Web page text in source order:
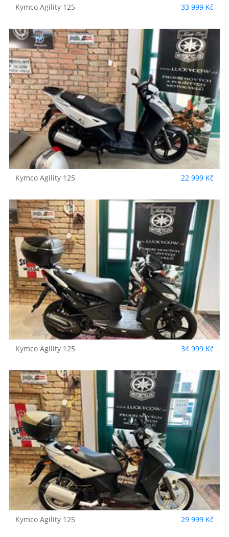
Kymco Agility 125 33 999 Kč
Kymco Agility 125 22 999 Kč
Kymco Agility 125 34 999 Kč
Kymco Agility 125 29 999 Kč